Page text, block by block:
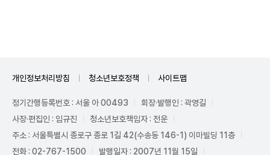
개인정보처리방침 청소년보호정책 사이트맵
정기간행등록번호 : 서울 아 00493
회장·발행인 : 곽영길
사장·편집인 : 임규진
청소년보호책임자 : 전운
주소 : 서울특별시 종로구 종로 1길 42(수송동 146-1) 이마빌딩 11층
전화 : 02-767-1500
발행일자 : 2007년 11월 15일